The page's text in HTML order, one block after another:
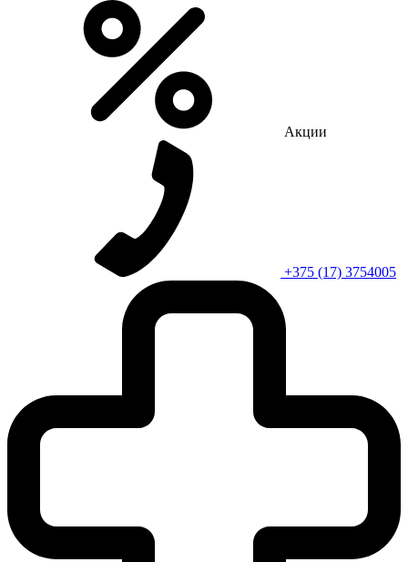
Акции
+375 (17) 3754005